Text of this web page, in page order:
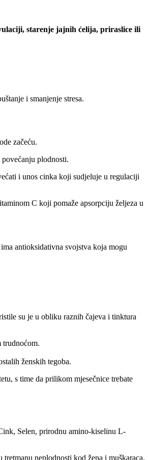
starenje jajnih ćelija, priraslice ili
i smanjenje stresa.
začeću.
plodnosti.
i unos cinka koji sudjeluje u regulaciji
C koji pomaže apsorpciju željeza u
antioksidativna svojstva koja mogu
su je u obliku raznih čajeva i tinktura
trudnoćom.
ženskih tegoba.
s time da prilikom mjesečnice trebate
Selen, prirodnu amino-kiselinu L-
neplodnosti kod žena i muškaraca.